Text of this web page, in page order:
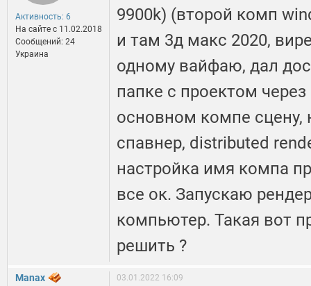
Активность: 6
На сайте c 11.02.2018
Сообщений: 24
Украина
9900k) (второй комп
и там 3д макс 2020,
одному вайфаю, дал
папке с проектом
основном компе
спавнер, distributed
настройка имя компа
все ок. Запускаю
компьютер. Такая вот
решить ?
Manax 03.01.2022 16:09